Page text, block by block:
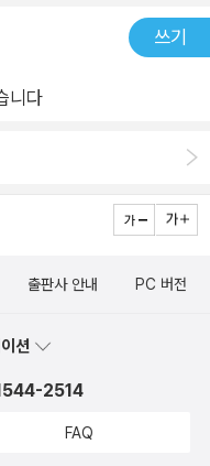
요로코롬 잘 끄집어 냈
떻게 풀어내야 하나 싶은
데 무릎이 탁탁 쳐졌거든
하는 어른들을 위한 책이
다. 가까운 이의 죽음으
돌보지 못했던 때, 지난
했다가 가슴이 콕콕 찔
부모님들이 아니더라도
울어라 울어라 하지 않는
강력 추천👍아무대나 펼
데 술술 읽히는 재미있는
쓰기
니다
출판사 안내 PC 버전
션
2514
FAQ